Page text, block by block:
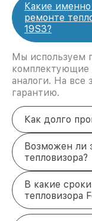
Какие
ремонте
19S3?
Мы используем
комплектующие
аналоги. На все
гарантию.
Как долго
Возможен ли
тепловизора?
В какие
тепловизора